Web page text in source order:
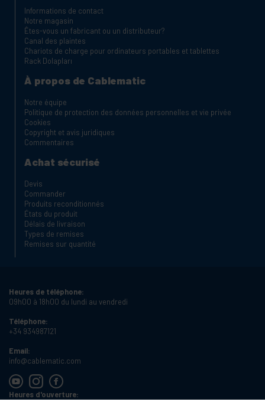
Informations de contact
Notre magasin
Êtes-vous un fabricant ou un distributeur?
Canal des plaintes
Chariots de charge pour ordinateurs portables et tablettes
Rack Dolapları
À propos de Cablematic
Notre équipe
Politique de protection des données personnelles et vie privée
Cookies
Copyright et avis juridiques
Commentaires
Achat sécurisé
Devis
Commander
Produits reconditionnés
États du produit
Délais de livraison
Types de remises
Remises sur quantité
Heures de téléphone:
09h00 à 18h00 du lundi au vendredi
Téléphone:
+34 934987121
Email:
info@cablematic.com
Heures d'ouverture: